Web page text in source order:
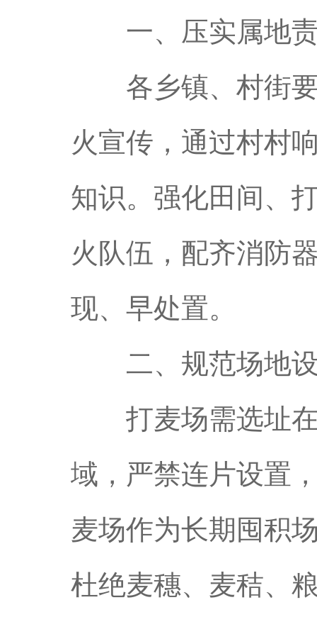
一、压实属地责
各乡镇、村街要
火宣传，通过村村
知识。强化田间、
火队伍，配齐消防
现、早处置。
二、规范场地设
打麦场需选址在
域，严禁连片设置
麦场作为长期囤积
杜绝麦穗、麦秸、